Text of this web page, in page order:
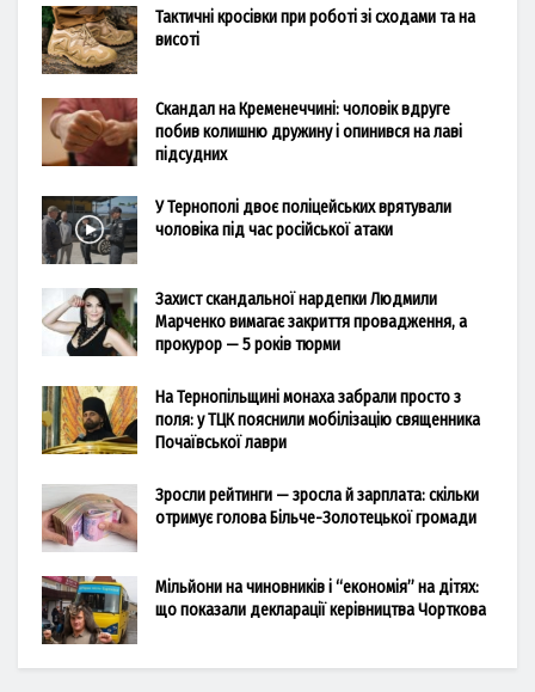
Тактичні кросівки при роботі зі сходами та на
висоті
Скандал на Кременеччині: чоловік вдруге
побив колишню дружину і опинився на лаві
підсудних
У Тернополі двоє поліцейських врятували
чоловіка під час російської атаки
Захист скандальної нардепки Людмили
Марченко вимагає закриття провадження, а
прокурор — 5 років тюрми
На Тернопільщині монаха забрали просто з
поля: у ТЦК пояснили мобілізацію священника
Почаївської лаври
Зросли рейтинги — зросла й зарплата: скільки
отримує голова Більче-Золотецької громади
Мільйони на чиновників і “економія” на дітях:
що показали декларації керівництва Чорткова